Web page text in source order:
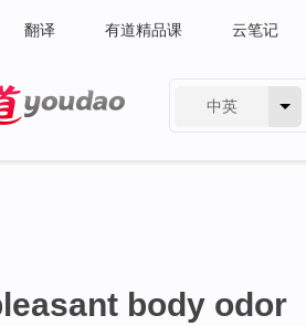
翻译 有道精品课 云笔记
中英
body odor